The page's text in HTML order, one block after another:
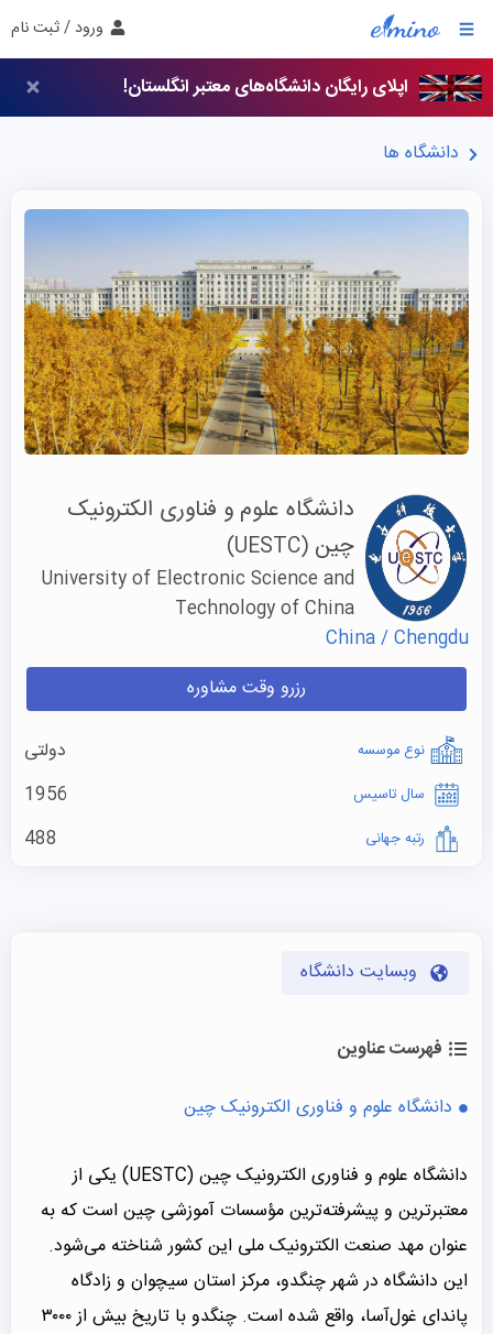
ورود / ثبت نام
اپلای رایگان دانشگاه‌های معتبر انگلستان!
دانشگاه ها
دانشگاه علوم و فناوری الکترونیک
چین (UESTC)
University of Electronic Science and
Technology of China
China / Chengdu
رزرو وقت مشاوره
نوع موسسه دولتی
سال تاسیس 1956
رتبه جهانی 488
وبسایت دانشگاه
فهرست عناوین
دانشگاه علوم و فناوری الکترونیک چین
دانشگاه علوم و فناوری الکترونیک چین (UESTC) یکی از
معتبرترین و پیشرفته‌ترین مؤسسات آموزشی چین است که به
عنوان مهد صنعت الکترونیک ملی این کشور شناخته می‌شود.
این دانشگاه در شهر چنگدو، مرکز استان سیچوان و زادگاه
پاندای غول‌آسا، واقع شده است. چنگدو با تاریخ بیش از ۳۰۰۰